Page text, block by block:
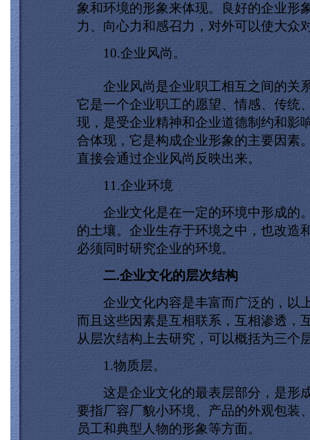
象和环境的形象来体现。良好的企业形
力、向心力和感召力，对外可以使大众
10.企业风尚。
企业风尚是企业职工相互之间的关
它是一个企业职工的愿望、情感、传统
现，是受企业精神和企业道德制约和影
合体现，它是构成企业形象的主要因素
直接会通过企业风尚反映出来。
11.企业环境
企业文化是在一定的环境中形成的
的土壤。企业生存于环境之中，也改造
必须同时研究企业的环境。
二.企业文化的层次结构
企业文化内容是丰富而广泛的，以
而且这些因素是互相联系，互相渗透，
从层次结构上去研究，可以概括为三个
1.物质层。
这是企业文化的最表层部分，是形
要指厂容厂貌小环境、产品的外观包装
员工和典型人物的形象等方面。